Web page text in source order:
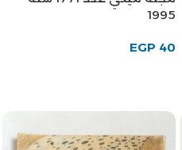
1995
EGP 40